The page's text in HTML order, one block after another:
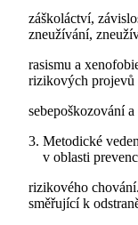
záškoláctví,
zneužívání,
rasismu a
rizikových projevů
sebepoškozování
Metodické
v oblasti
rizikového
směřující k